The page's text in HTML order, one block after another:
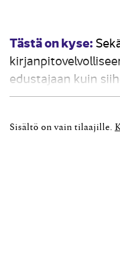
Tästä on kyse:
edustajaan kuin
vastuun
Sisältö on vain tilaajille.